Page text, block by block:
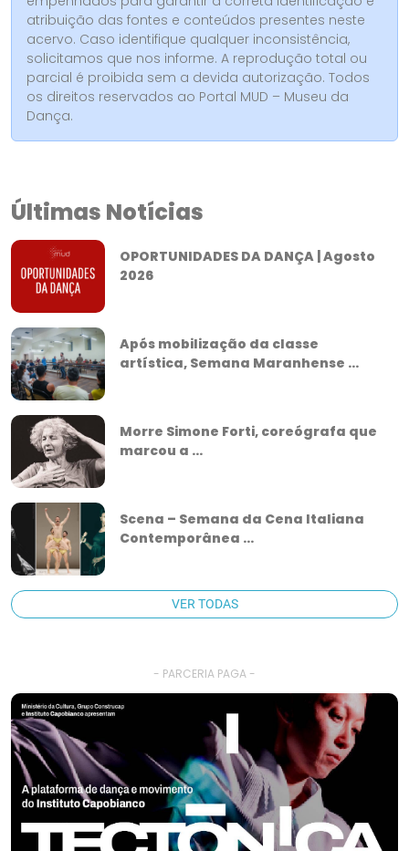
atribuição das fontes e conteúdos presentes neste
acervo. Caso identifique qualquer inconsistência,
solicitamos que nos informe. A reprodução total ou
parcial é proibida sem a devida autorização. Todos
os direitos reservados ao Portal MUD – Museu da
Dança.
Últimas Notícias
OPORTUNIDADES DA DANÇA | Agosto
2026
Após mobilização da classe
artística, Semana Maranhense ...
Morre Simone Forti, coreógrafa que
marcou a ...
Scena – Semana da Cena Italiana
Contemporânea ...
VER TODAS
- PARCERIA PAGA -